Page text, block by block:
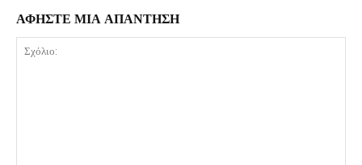
ΑΦΗΣΤΕ ΜΙΑ ΑΠΑΝΤΗΣΗ